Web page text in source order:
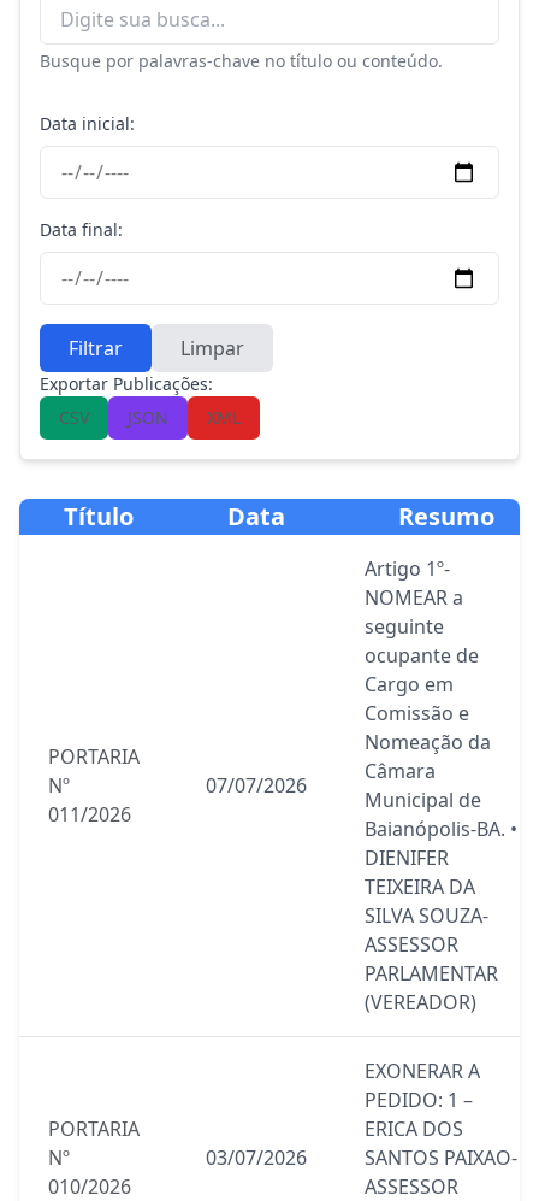
Busque por palavras-chave no título ou conteúdo.
Data inicial:
Data final:
Filtrar Limpar
Exportar Publicações:
CSV
JSON XML
Título Data Resumo
PORTARIA
Nº
011/2026
07/07/2026
Artigo 1º-
NOMEAR a
seguinte
ocupante de
Cargo em
Comissão e
Nomeação da
Câmara
Municipal de
Baianópolis-BA. •
DIENIFER
TEIXEIRA DA
SILVA SOUZA-
ASSESSOR
PARLAMENTAR
(VEREADOR)
PORTARIA
Nº
010/2026
03/07/2026
EXONERAR A
PEDIDO: 1 –
ERICA DOS
SANTOS PAIXAO-
ASSESSOR